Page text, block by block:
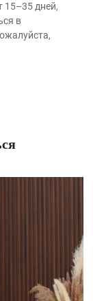
15–35 дней,
в